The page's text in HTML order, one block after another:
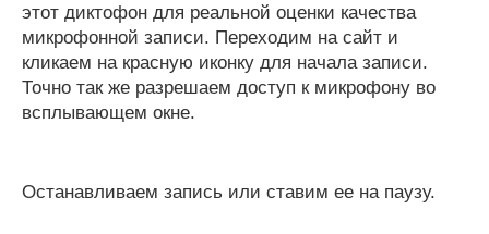
этот диктофон для реальной оценки качества
микрофонной записи. Переходим на сайт и
кликаем на красную иконку для начала записи.
Точно так же разрешаем доступ к микрофону во
всплывающем окне.
Останавливаем запись или ставим ее на паузу.